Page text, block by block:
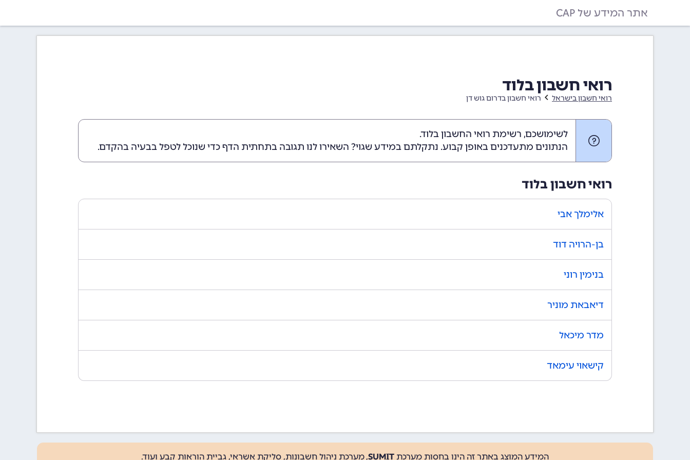
אתר המידע של CAP
רואי חשבון בלוד
רואי חשבון בישראל רואי חשבון בדרום גוש דן
לשימושכם, רשימת רואי החשבון בלוד.
הנתונים מתעדכנים באופן קבוע. נתקלתם במידע שגוי? השאירו לנו תגובה בתחתית הדף כדי שנוכל לטפל בבעיה בהקדם.
רואי חשבון בלוד
אלימלך אבי
בן-הרויה דוד
בנימין רוני
דיאבאת מוניר
מדר מיכאל
קישאוי עימאד
המידע המוצג באתר זה הינו בחסות מערכת SUMIT, מערכת ניהול חשבונות, סליקת אשראי, גביית הוראות קבע ועוד.